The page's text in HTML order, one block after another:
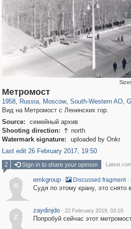
Метромост
1958, Russia
1,405,755
, Moscow
319,716 8,286
, South-Western AO,
Вид на Метромост с Ленинских гор.
Source:
семейный архив
Shooting direction:  north
Watermark signature:
uploaded by Onkr
Last edit 26 February 2017, 19:50
2
Sign in to share your opinion Latest
e
emkgroup · Discussed fragment ·
Судя по этому крану, это снято
z
zaydinjdo · 22 February 2019, 03:10
Попробуй сейчас этот